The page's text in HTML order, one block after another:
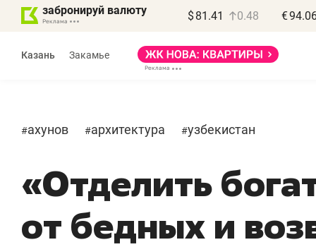
забронируй валюту $ 81.41 0.48 €
Казань Закамье
#ахунов #архитектура #узбекистан
«Отделить
от бедных и